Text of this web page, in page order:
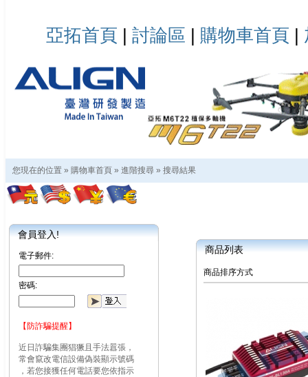
亞拓首頁 | 討論區 | 購物車首頁 |
您現在的位置 » 購物車首頁 » 進階搜尋 » 搜尋結果
會員登入!
電子郵件:
密碼:
【防詐騙提醒】
近日詐騙集團猖獗且手法囂張，
常會竄改電信設備偽裝顯示號碼
，若您接獲任何電話要您依指示
商品列表
商品排序方式